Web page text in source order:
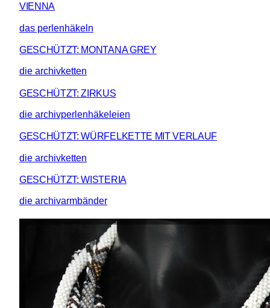
VIENNA
das perlenhäkeln
GESCHÜTZT: MONTANA GREY
die archivketten
GESCHÜTZT: ZIRKUS
die archivperlenhäkeleien
GESCHÜTZT: WÜRFELKETTE MIT VERLAUF
die archivketten
GESCHÜTZT: WISTERIA
die archivarmbänder